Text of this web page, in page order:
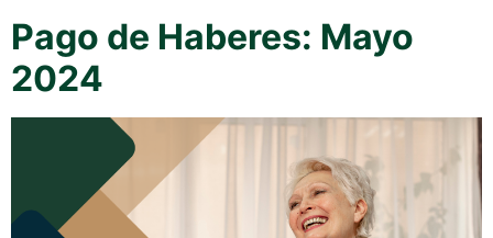
Pago de Haberes: Mayo
2024